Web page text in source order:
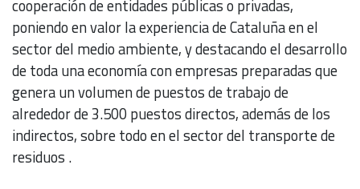
cooperación de entidades públicas o privadas,
poniendo en valor la experiencia de Cataluña en el
sector del medio ambiente, y destacando el desarrollo
de toda una economía con empresas preparadas que
genera un volumen de puestos de trabajo de
alrededor de 3.500 puestos directos, además de los
indirectos, sobre todo en el sector del transporte de
residuos .